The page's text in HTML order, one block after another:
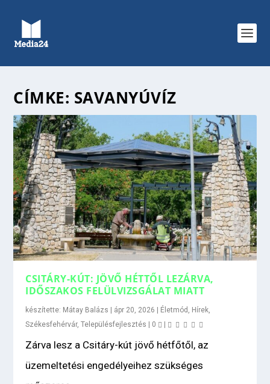
CÍMKE: SAVANYÚVÍZ
CSITÁRY-KÚT: JÖVŐ HÉTTŐL LEZÁRVA,
IDŐSZAKOS FELÜLVIZSGÁLAT MIATT
készítette: Mátay Balázs | ápr 20, 2026 | Életmód Hírek
Székesfehérvár,Településfejlesztés | 0 |
Zárva lesz a Csitáry-kút jövő hétfőtől, az
üzemeltetési engedélyeihez szükséges